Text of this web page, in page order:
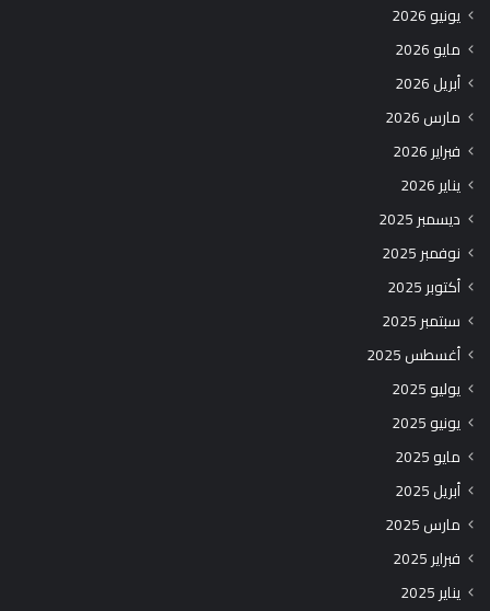
يونيو 2026
مايو 2026
أبريل 2026
مارس 2026
فبراير 2026
يناير 2026
ديسمبر 2025
نوفمبر 2025
أكتوبر 2025
سبتمبر 2025
أغسطس 2025
يوليو 2025
يونيو 2025
مايو 2025
أبريل 2025
مارس 2025
فبراير 2025
يناير 2025